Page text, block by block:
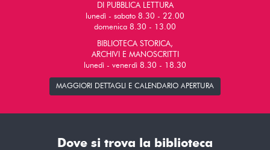
DI PUBBLICA LETTURA
lunedì - sabato 8.30 - 22.00
domenica 8.30 - 13.00
BIBLIOTECA STORICA,
ARCHIVI E MANOSCRITTI
lunedì - venerdì 8.30 - 18.30
MAGGIORI DETTAGLI E CALENDARIO APERTURA
Dove si trova la biblioteca